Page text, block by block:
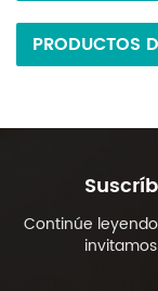
PRODUCTOS
Continúe